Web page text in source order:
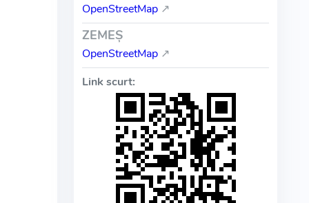
OpenStreetMap ↗
ZEMEŞ
OpenStreetMap ↗
Link scurt: